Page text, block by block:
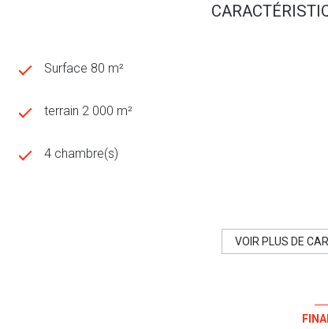
Surface 80 m²
terrain 2 000 m²
4 chambre(s)
VOIR PLUS DE